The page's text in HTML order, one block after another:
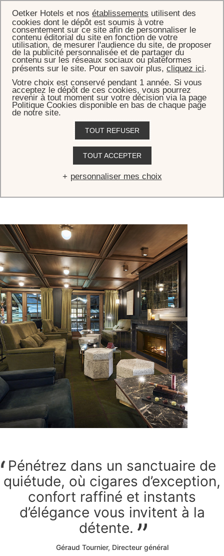
ACCUEIL RESTAURANTS & BARS CIGAR LOUNGE
Cigar Lounge
Les meilleurs cigares du monde s’apprécient au fumoir de L’Apogée
Courchevel, pensé comme un écrin feutré pour les amateurs. Tel un
cocon de confort, le Cigar Lounge dévoile une atmosphère
chaleureuse où canapés profonds, fauteuils de velours et cheminée
crépitante invitent à la détente. La cave à cigares propose une
sélection exceptionnelle, à savourer dans un cadre intime et raffiné.
viennent sublimer ces instants de plaisir. Cet écrin exclusif incarne
l’art de vivre dans sa plus pure expression, offrant aux connaisseurs
Pénétrez dans un sanctuaire de
quiétude, où cigares d’exception,
confort raffiné et instants
d’élégance vous invitent à la
détente.
Géraud Tournier, Directeur général
Oetker Hotels et nosétablissements utilisent des
cookies dont le dépôt est soumis à votre
consentement sur ce site afin de personnaliser le
contenu éditorial du site en fonction de votre
utilisation, de mesurer l'audience du site, de proposer
de la publicité personnalisée et de partager du
contenu sur les réseaux sociaux ou plateformes
présents sur le site. Pour en savoir plus,cliquez ici.
Votre choix est conservé pendant 1 année. Si vous
acceptez le dépôt de ces cookies, vous pourrez
revenir à tout moment sur votre décision via la page
Politique Cookies disponible en bas de chaque page
de notre site.
TOUT REFUSER
TOUT ACCEPTER
personnaliser mes choix